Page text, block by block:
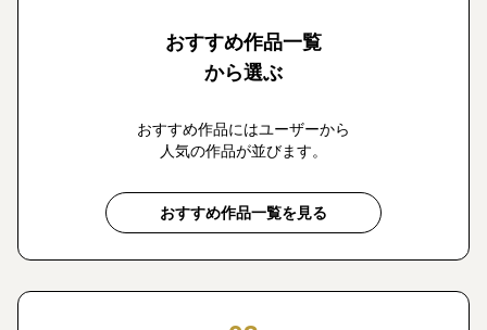
おすすめ作品一覧
から選ぶ
おすすめ作品にはユーザーから
人気の作品が並びます。
おすすめ作品一覧を見る